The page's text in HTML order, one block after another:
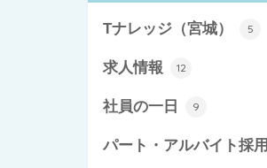
Tナレッジ（宮城） 5
求人情報 12
社員の一日 9
パート・アルバイト採用